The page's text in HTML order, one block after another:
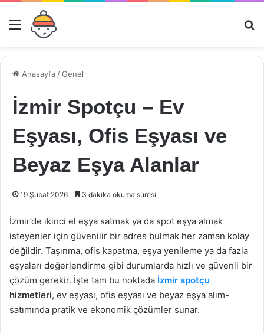
Menü
Anasayfa /Genel
İzmir Spotçu – Ev
Eşyası, Ofis Eşyası ve
Beyaz Eşya Alanlar
19 Şubat 2026 3 dakika okuma süresi
İzmir’de ikinci el eşya satmak ya da spot eşya almak
isteyenler için güvenilir bir adres bulmak her zaman kolay
değildir. Taşınma, ofis kapatma, eşya yenileme ya da fazla
eşyaları değerlendirme gibi durumlarda hızlı ve güvenli bir
çözüm gerekir. İşte tam bu noktada İzmir spotçu
hizmetleri, ev eşyası, ofis eşyası ve beyaz eşya alım-
satımında pratik ve ekonomik çözümler sunar.